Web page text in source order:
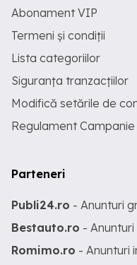
Abonament VIP
Termeni și condiții
Lista categoriilor
Siguranța tranzacțiilor
Modifică setările de
Regulament Campanie
Parteneri
Publi24.ro - Anunturi
Bestauto.ro -
Romimo.ro - Anunturi